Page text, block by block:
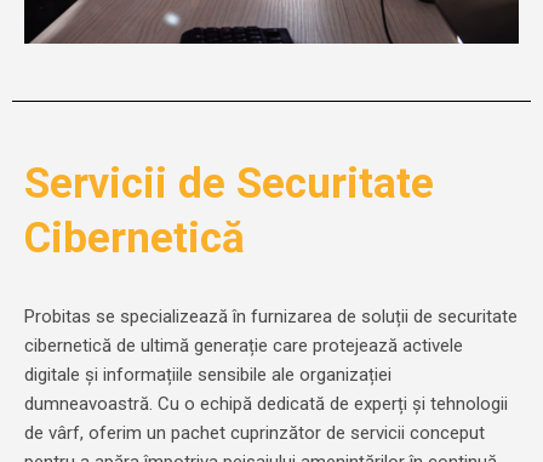
Servicii de Securitate
Cibernetică
Probitas se specializează în furnizarea de soluții de securitate
cibernetică de ultimă generație care protejează activele
digitale și informațiile sensibile ale organizației
dumneavoastră. Cu o echipă dedicată de experți și tehnologii
de vârf, oferim un pachet cuprinzător de servicii conceput